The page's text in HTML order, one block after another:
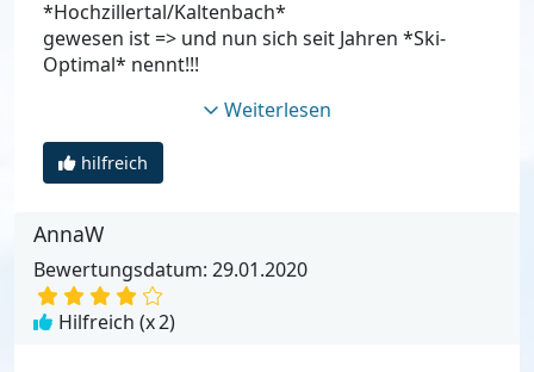
*Hochzillertal/Kaltenbach*
gewesen ist => und nun sich seit Jahren *Ski-
Optimal* nennt!!!
Weiterlesen
hilfreich
AnnaW
Bewertungsdatum: 29.01.2020
Hilfreich (x2)